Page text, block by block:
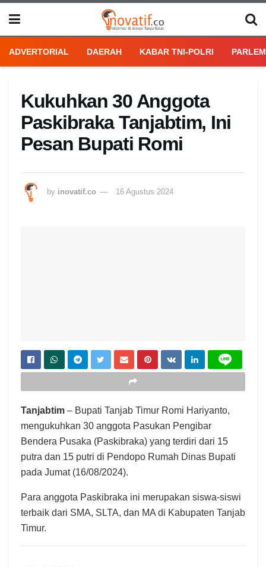
ADVERTORIAL DAERAH KABAR TNI-POLRI
Kukuhkan 30 Anggota
Paskibraka Tanjabtim, Ini
Pesan Bupati Romi
by inovatif.co 16 Agustus 2024
Tanjabtim – Bupati Tanjab Timur Romi Hariyanto,
mengukuhkan 30 anggota Pasukan Pengibar
Bendera Pusaka (Paskibraka) yang terdiri dari 15
putra dan 15 putri di Pendopo Rumah Dinas Bupati
pada Jumat (16/08/2024).
Para anggota Paskibraka ini merupakan siswa-siswi
terbaik dari SMA, SLTA, dan MA di Kabupaten Tanjab
Timur.